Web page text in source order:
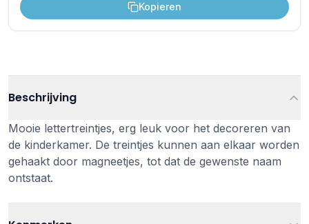
Kopieren
Beschrijving
Mooie lettertreintjes, erg leuk voor het decoreren van
de kinderkamer. De treintjes kunnen aan elkaar worden
gehaakt door magneetjes, tot dat de gewenste naam
ontstaat.